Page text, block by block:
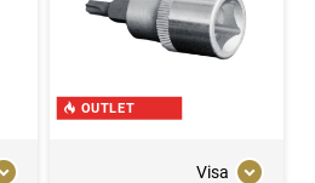
OUTLET
Visa